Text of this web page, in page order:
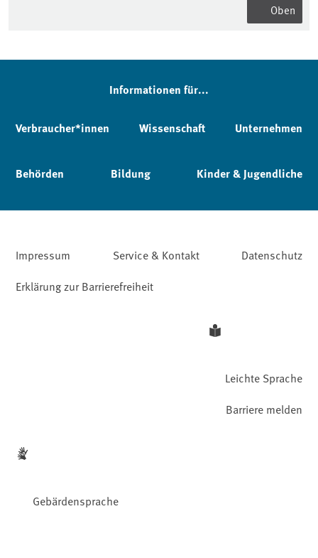
Oben
Informationen für...
Verbraucher*innen Wissenschaft Unternehmen
Behörden Bildung Kinder & Jugendliche
Impressum Service & Kontakt
Datenschutz
Erklärung zur Barrierefreiheit
Leichte Sprache
Gebärdensprache
Barriere melden